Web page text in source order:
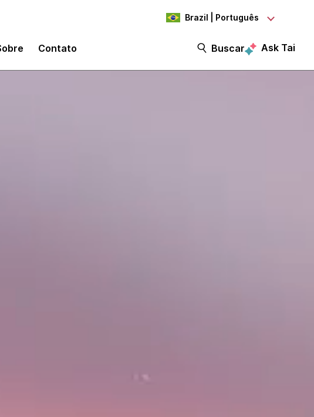
Brazil | Português
Contato Buscar Ask Tai